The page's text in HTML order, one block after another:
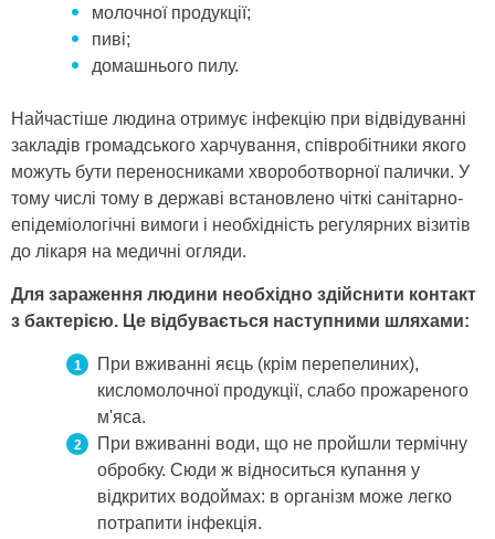
молочної продукції;
пиві;
домашнього пилу.
Найчастіше людина отримує інфекцію при відвідуванні
закладів громадського харчування, співробітники якого
можуть бути переносниками хвороботворної палички. У
тому числі тому в державі встановлено чіткі санітарно-
епідеміологічні вимоги і необхідність регулярних візитів
до лікаря на медичні огляди.
Для зараження людини необхідно здійснити контакт
з бактерією. Це відбувається наступними шляхами:
При вживанні яєць (крім перепелиних),
кисломолочної продукції, слабо прожареного
м'яса.
При вживанні води, що не пройшли термічну
обробку. Сюди ж відноситься купання у
відкритих водоймах: в організм може легко
потрапити інфекція.